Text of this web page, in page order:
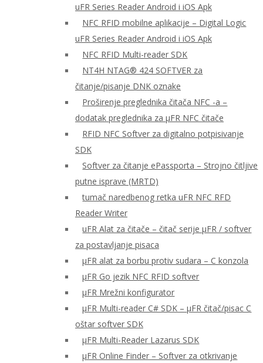
uFR Series Reader Android i iOS Apk
NFC RFID mobilne aplikacije – Digital Logic
uFR Series Reader Android i iOS Apk
NFC RFID Multi-reader SDK
NT4H NTAG® 424 SOFTVER za
čitanje/pisanje DNK oznake
Proširenje preglednika čitača NFC -a –
dodatak preglednika za μFR NFC čitače
RFID NFC Softver za digitalno potpisivanje
SDK
Softver za čitanje ePassporta – Strojno čitljive
putne isprave (MRTD)
tumač naredbenog retka uFR NFC RFD
Reader Writer
uFR Alat za čitače – čitač serije μFR / softver
za postavljanje pisaca
μFR alat za borbu protiv sudara – C konzola
μFR Go jezik NFC RFID softver
μFR Mrežni konfigurator
μFR Multi-reader C# SDK – μFR čitač/pisac C
oštar softver SDK
μFR Multi-Reader Lazarus SDK
μFR Online Finder – Softver za otkrivanje